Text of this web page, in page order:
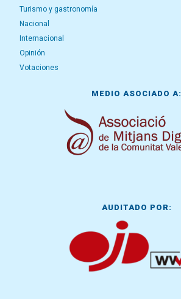
Turismo y gastronomía
Nacional
Internacional
Opinión
Votaciones
MEDIO ASOCIADO A:
AUDITADO POR: